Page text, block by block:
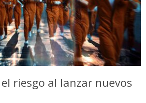
riesgo al lanzar nuevos